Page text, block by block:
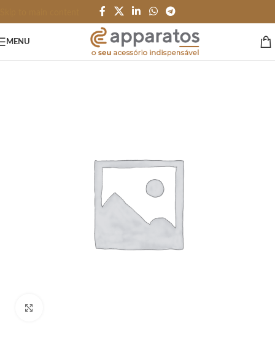
MENU
CANETAS LÁPIS e AFINS/Metal Premium